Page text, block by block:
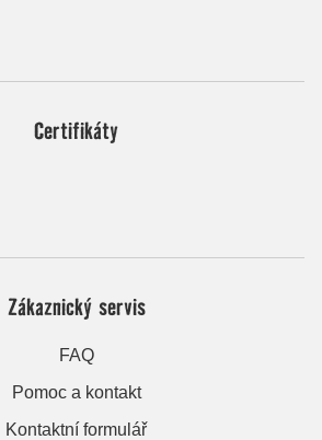
Certifikáty
Zákaznický servis
FAQ
Pomoc a kontakt
Kontaktní formulář